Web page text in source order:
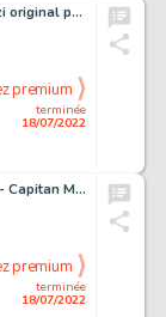
Aurelio Galleppini - Virgilio Muzzi original page Tex "La tredicesima mummia" - (1961)
terminée
18/07/2022
premium
EsseGesse - 2x Tavola Originale - Capitan Miki -
terminée
18/07/2022
premium